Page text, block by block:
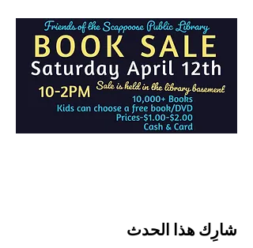
شارِك هذا الحدث